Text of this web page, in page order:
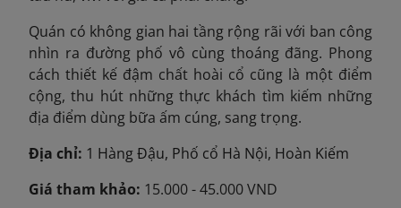
Quán có không gian hai tầng rộng rãi với ban công
nhìn ra đường phố vô cùng thoáng đãng. Phong
cách thiết kế đậm chất hoài cổ cũng là một điểm
cộng, thu hút những thực khách tìm kiếm những
địa điểm dùng bữa ấm cúng, sang trọng.
Địa chỉ: 1 Hàng Đậu, Phố cổ Hà Nội, Hoàn Kiếm
Giá tham khảo: 15.000 - 45.000 VND